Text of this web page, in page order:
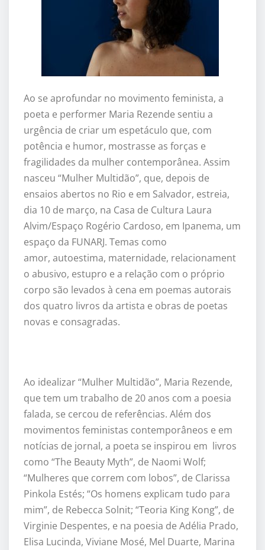
Ao se aprofundar no movimento feminista, a
poeta e performer Maria Rezende sentiu a
urgência de criar um espetáculo que, com
potência e humor, mostrasse as forças e
fragilidades da mulher contemporânea. Assim
nasceu “Mulher Multidão”, que, depois de
ensaios abertos no Rio e em Salvador, estreia,
dia 10 de março, na Casa de Cultura Laura
Alvim/Espaço Rogério Cardoso, em Ipanema, um
espaço da FUNARJ. Temas como
amor, autoestima, maternidade, relacionament
o abusivo, estupro e a relação com o próprio
corpo são levados à cena em poemas autorais
dos quatro livros da artista e obras de poetas
novas e consagradas.
Ao idealizar“Mulher Multidão”, Maria Rezende,
que tem um trabalho de 20 anos com a poesia
falada, se cercou de referências. Além dos
movimentos feministas contemporâneos e em
notícias de jornal, a poeta se inspirou em livros
como “The Beauty Myth”, de Naomi Wolf;
“Mulheres que correm com lobos”, de Clarissa
Pinkola Estés; “Os homens explicam tudo para
mim”, de Rebecca Solnit; “Teoria King Kong”, de
Virginie Despentes, e na poesia de Adélia Prado,
Elisa Lucinda, Viviane Mosé, Mel Duarte, Marina